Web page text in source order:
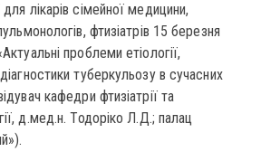
лікарів сімейної медицини,
фтизіатрів 15 березня
проблеми етіології,
туберкульозу в сучасних
кафедри фтизіатрії та
д.мед.н. Тодоріко Л.Д.; палац